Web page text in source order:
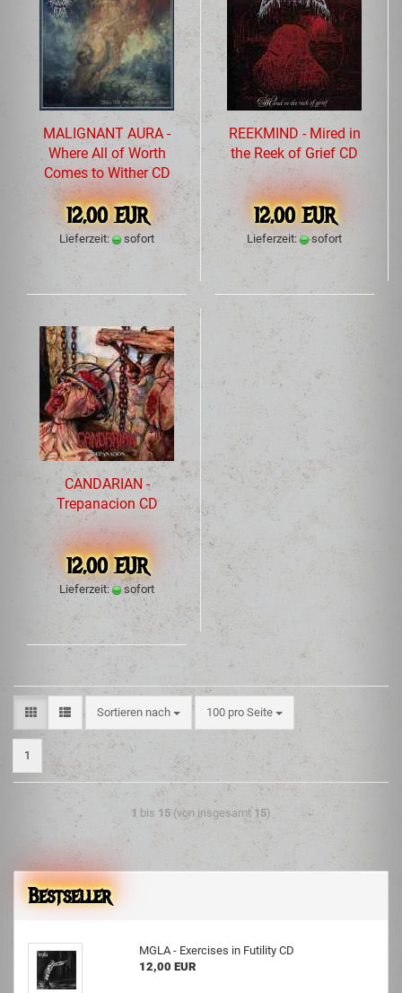
MALIGNANT AURA -
Where All of Worth
Comes to Wither CD
12,00 EUR
Lieferzeit: sofort
REEKMIND - Mired in
the Reek of Grief CD
12,00 EUR
Lieferzeit: sofort
CANDARIAN -
Trepanacion CD
12,00 EUR
Lieferzeit: sofort
Sortieren nach 100 pro Seite
1
1 bis 15(von insgesamt 15)
Bestseller
MGLA - Exercises in Futility CD
12,00 EUR